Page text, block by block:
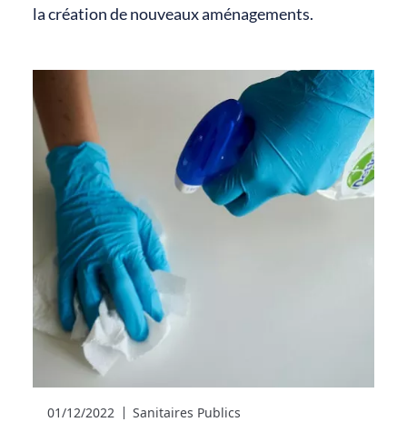
la création de nouveaux aménagements.
01/12/2022 Sanitaires Publics